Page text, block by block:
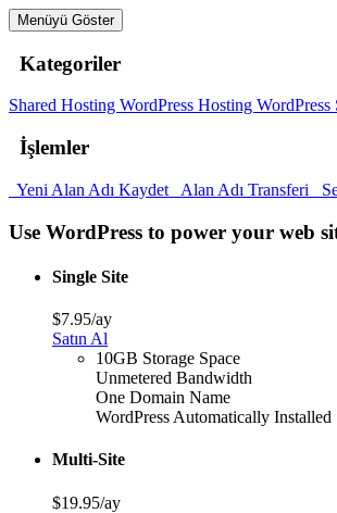
Menüyü Göster
Kategoriler
Shared Hosting WordPress Hosting WordPress
İşlemler
Yeni Alan Adı Kaydet Alan Adı Transferi
Use WordPress to power your web
Single Site
$7.95/ay
Satın Al
10GB Storage Space
Unmetered Bandwidth
One Domain Name
WordPress Automatically Installed
Multi-Site
$19.95/ay